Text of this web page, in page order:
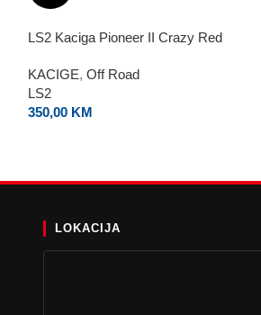
LS2 Kaciga Pioneer II Crazy Red
KACIGE, Off Road
LS2
350,00 KM
LOKACIJA